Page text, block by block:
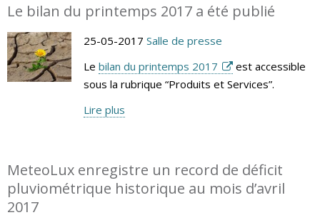
Le bilan du printemps 2017 a été publié
25-05-2017 Salle de presse
Le bilan du printemps 2017
est accessible
sous la rubrique “Produits et Services”.
Lire plus
MeteoLux enregistre un record de déficit
pluviométrique historique au mois d’avril
2017